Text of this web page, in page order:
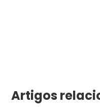
Artigos